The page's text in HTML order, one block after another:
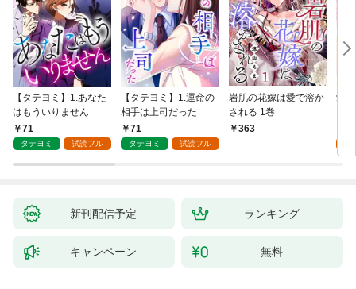
【タテヨミ】1.あなた
はもういりません
71
タテヨミ 試読フル
【タテヨミ】1.運命の
相手は上司だった
71
タテヨミ 試読フル
岩肌の花嫁は愛で溶か
される 1巻
363
愛
新刊配信予定 ランキング
キャンペーン 無料